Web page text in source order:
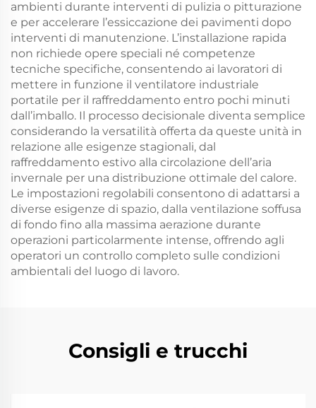
ambienti durante interventi di pulizia o pitturazione
e per accelerare l’essiccazione dei pavimenti dopo
interventi di manutenzione. L’installazione rapida
non richiede opere speciali né competenze
tecniche specifiche, consentendo ai lavoratori di
mettere in funzione il ventilatore industriale
portatile per il raffreddamento entro pochi minuti
dall’imballo. Il processo decisionale diventa semplice
considerando la versatilità offerta da queste unità in
relazione alle esigenze stagionali, dal
raffreddamento estivo alla circolazione dell’aria
invernale per una distribuzione ottimale del calore.
Le impostazioni regolabili consentono di adattarsi a
diverse esigenze di spazio, dalla ventilazione soffusa
di fondo fino alla massima aerazione durante
operazioni particolarmente intense, offrendo agli
operatori un controllo completo sulle condizioni
ambientali del luogo di lavoro.
Consigli e trucchi